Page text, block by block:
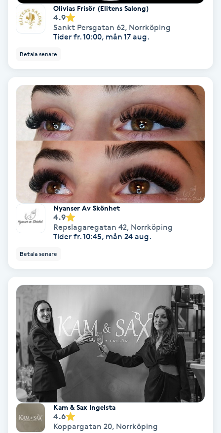
Medicinsk massage
Meditation
Megavolymfransar
Melasma
Mesoterapi
MicroPen
Microshading
Mixfransar
Nagelförlängning akryl
Nagelförlängning gelé
Nagelförlängning glasfiber
Nagelförlängning silke
Nagelförstärkning
Olivias Frisör (Elitens Salong)
4.9
Sankt Persgatan 62, Norrköping
Tider fr. 10:00, mån 17 aug.
Betala senare
Nyanser Av Skönhet
4.9
Repslagaregatan 42, Norrköping
Tider fr. 10:45, mån 24 aug.
Betala senare
Kam & Sax Ingelsta
4.6
Koppargatan 20, Norrköping